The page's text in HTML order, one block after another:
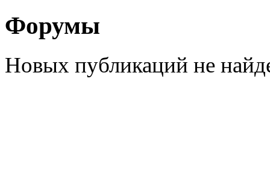
Форумы
Новых публикаций не